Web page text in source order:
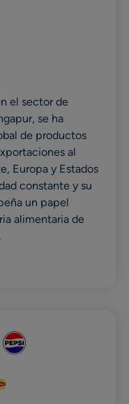
el sector de
se ha
de productos
al
Europa y Estados
constante y su
un papel
alimentaria de